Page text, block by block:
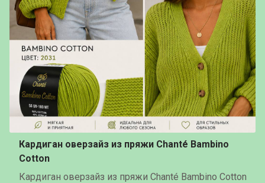
Кардиган оверзайз из пряжи Chanté Bambino
Cotton
Кардиган оверзайз из пряжи Chanté Bambino Cotton